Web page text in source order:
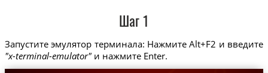
Шаг 1
Запустите эмулятор терминала: Нажмите Alt+F2 и введите
"x-terminal-emulator"и нажмите Enter.